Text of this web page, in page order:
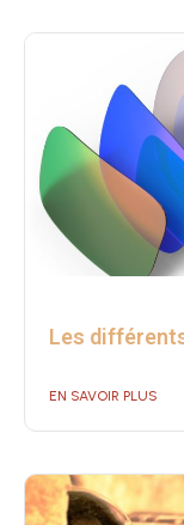
Les
EN SAVOIR PLUS